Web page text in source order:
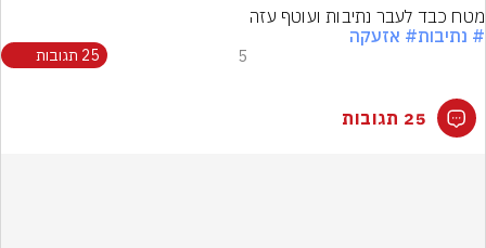
מטח כבד לעבר נתיבות ועוטף עזה
# נתיבות# אזעקה
5 25 תגובות
25 תגובות